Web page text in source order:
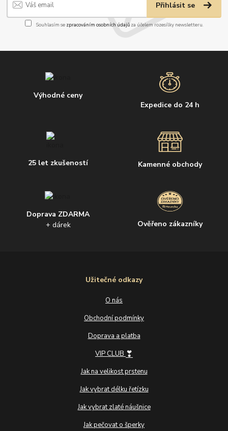
Přihlásit se
Souhlasím se zpracováním osobních údajůza účelem rozesílky newsletteru.
Výhodné ceny
Expedice do 24 h
25 let zkušeností Kamenné obchody
Doprava ZDARMA
+ dárek
Ověřeno zákazníky
Užitečné odkazy
O nás
Obchodní podmínky
Doprava a platba
VIP CLUB ❣
Jak na velikost prstenu
Jak vybrat délku řetízku
Jak vybrat zlaté náušnice
Jak pečovat o šperky